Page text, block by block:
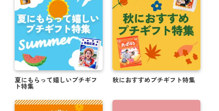
【注文期日間近】バレンタインまでに間に合う商
品！！
オリジナルギフトでバレンタインを楽しもう！
対象商品購入者全員 お年賀キャンペーン実施中！
＼ 新米でお届け！ ／ 米デコギフト ☆ミ
もうっ！
夏にもらって嬉しいプチギフ
ト特集
秋におすすめプチギフト特集